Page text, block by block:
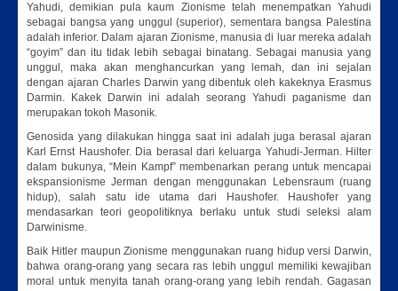
Yahudi, demikian pula kaum Zionisme telah menempatkan Yahudi
sebagai bangsa yang unggul (superior), sementara bangsa Palestina
adalah inferior. Dalam ajaran Zionisme, manusia di luar mereka adalah
“goyim” dan itu tidak lebih sebagai binatang. Sebagai manusia yang
unggul, maka akan menghancurkan yang lemah, dan ini sejalan
dengan ajaran Charles Darwin yang dibentuk oleh kakeknya Erasmus
Darmin. Kakek Darwin ini adalah seorang Yahudi paganisme dan
merupakan tokoh Masonik.
Genosida yang dilakukan hingga saat ini adalah juga berasal ajaran
Karl Ernst Haushofer. Dia berasal dari keluarga Yahudi-Jerman. Hilter
dalam bukunya, “Mein Kampf” membenarkan perang untuk mencapai
ekspansionisme Jerman dengan menggunakan Lebensraum (ruang
hidup), salah satu ide utama dari Haushofer. Haushofer yang
mendasarkan teori geopolitiknya berlaku untuk studi seleksi alam
Darwinisme.
Baik Hitler maupun Zionisme menggunakan ruang hidup versi Darwin,
bahwa orang-orang yang secara ras lebih unggul memiliki kewajiban
moral untuk menyita tanah orang-orang yang lebih rendah. Gagasan